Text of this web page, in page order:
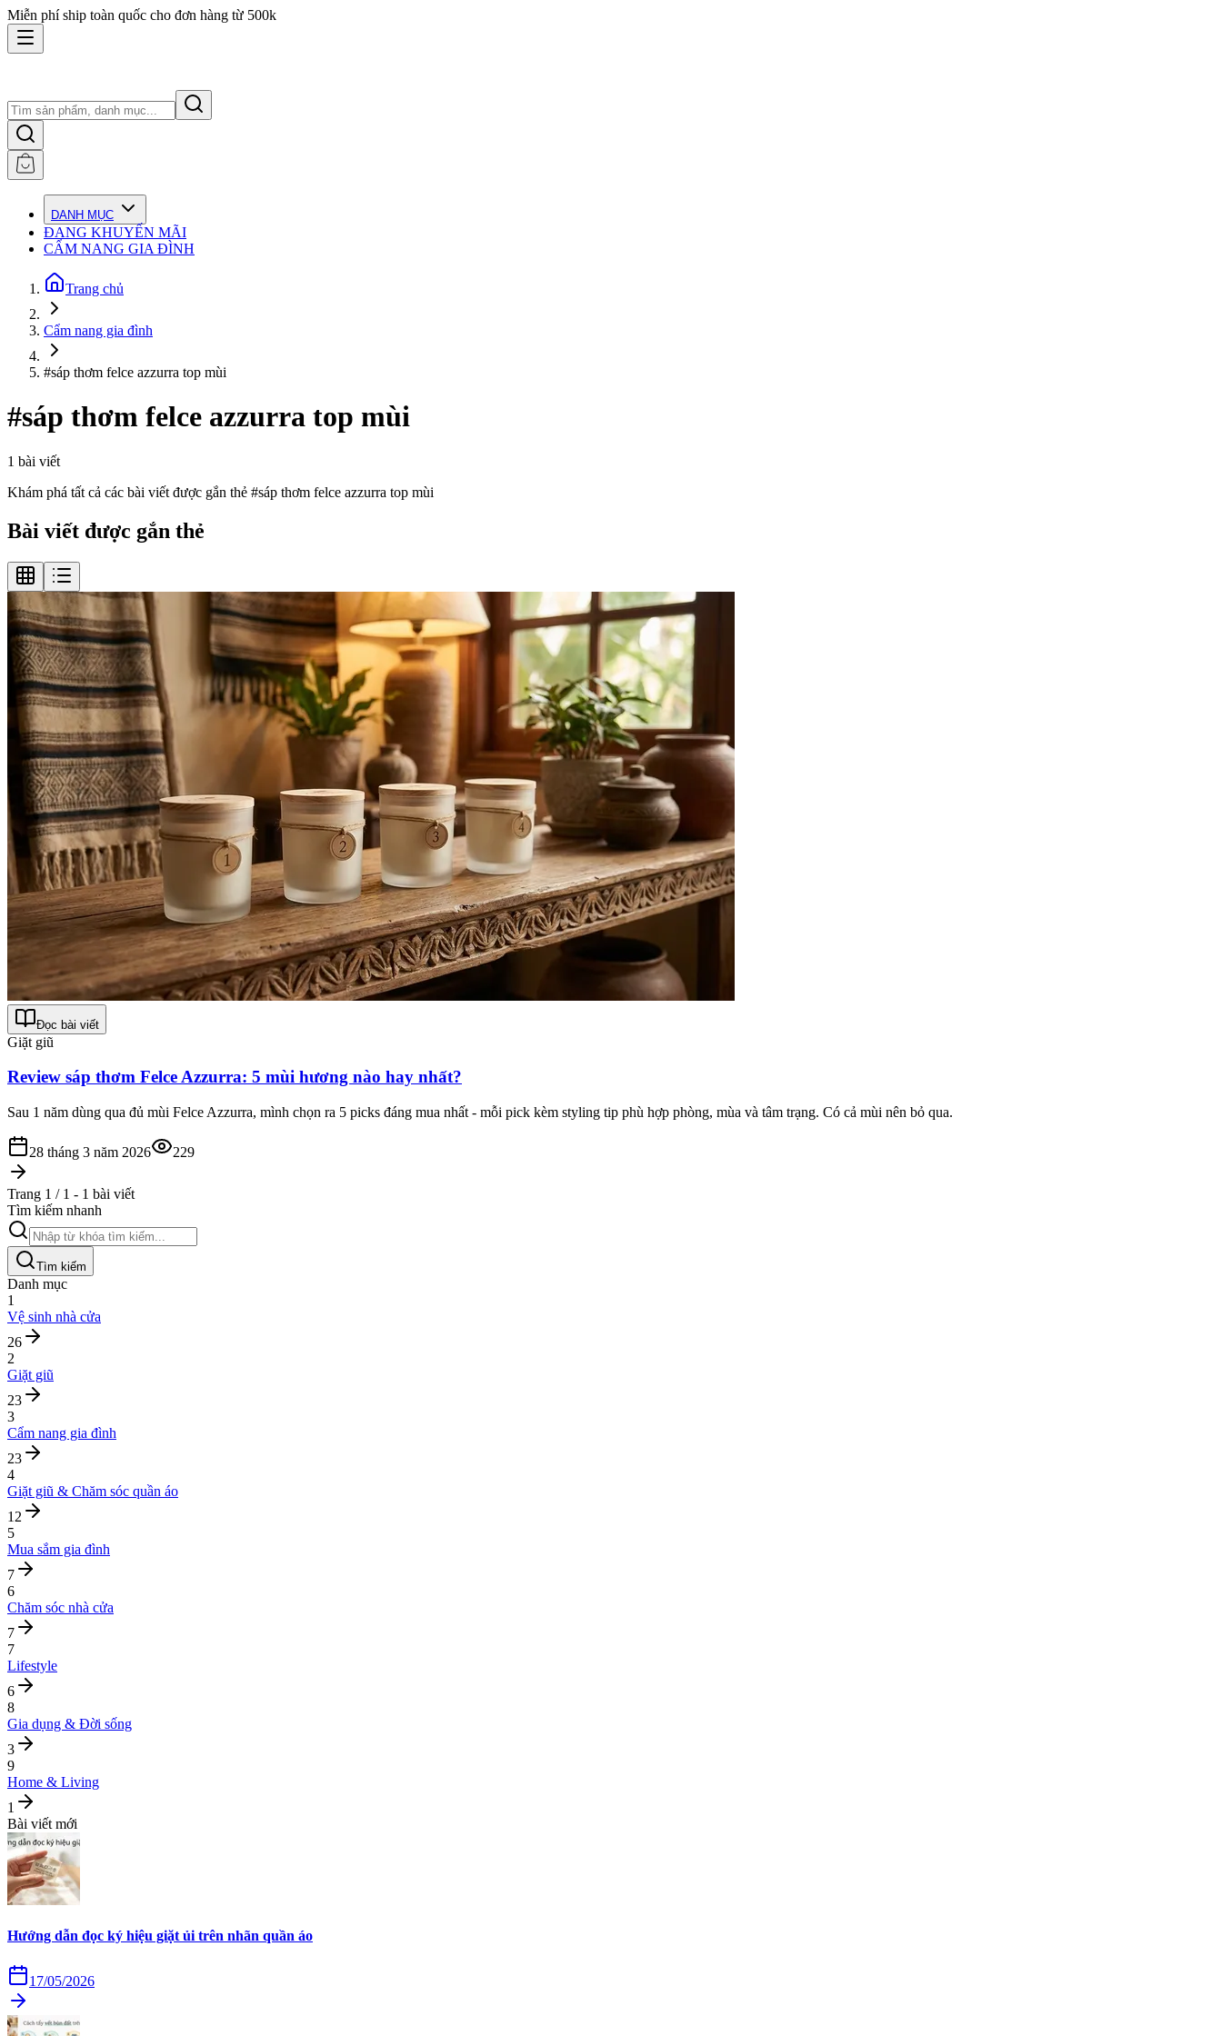
Miễn phí ship toàn quốc cho đơn hàng từ 500k
DANH MỤC
ĐANG KHUYẾN MÃI
CẨM NANG GIA ĐÌNH
Trang chủ
Cẩm nang gia đình
#sáp thơm felce azzurra top mùi
#sáp thơm felce azzurra top mùi
1 bài viết
Khám phá tất cả các bài viết được gắn thẻ #sáp thơm felce azzurra top mùi
Bài viết được gắn thẻ
Đọc bài viết
Giặt giũ
Review sáp thơm Felce Azzurra: 5 mùi hương nào hay nhất?
Sau 1 năm dùng qua đủ mùi Felce Azzurra, mình chọn ra 5 picks đáng mua nhất - mỗi pick kèm styling tip phù hợp phòng, mùa và tâm trạng. Có cả mùi nên bỏ qua.
28 tháng 3 năm 2026 229
Trang 1 / 1 - 1 bài viết
Tìm kiếm nhanh
Tìm kiếm
Danh mục
1
Vệ sinh nhà cửa
26
2
Giặt giũ
23
3
Cẩm nang gia đình
23
4
Giặt giũ & Chăm sóc quần áo
12
5
Mua sắm gia đình
7
6
Chăm sóc nhà cửa
7
7
Lifestyle
6
8
Gia dụng & Đời sống
3
9
Home & Living
1
Bài viết mới
Hướng dẫn đọc ký hiệu giặt ủi trên nhãn quần áo
17/05/2026